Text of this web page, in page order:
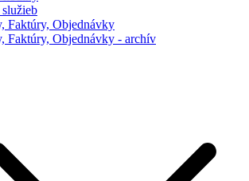
Faktúry, Objednávky
Faktúry, Objednávky - archív